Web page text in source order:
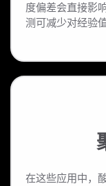
度偏差会直接影
测可减少对经验
在这些应用中，